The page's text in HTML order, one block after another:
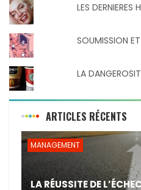
LES DERNIERES
SOUMISSION
LA
ARTICLES RÉCENTS
MANAGEMENT
LA RÉUSSITE DE L’ÉCHEC